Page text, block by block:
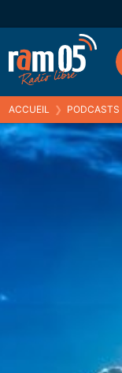
ACCUEIL ❯ PODCASTS